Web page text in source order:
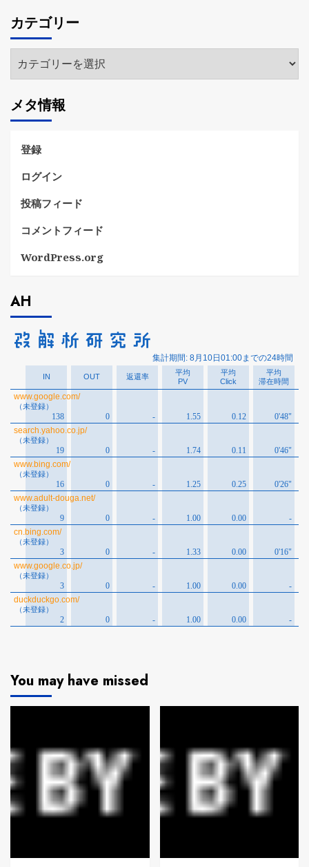
イ
ブ
カテゴリー
テ
リ
ー
メタ情報
登録
ログイン
投稿フィード
コメントフィード
WordPress.org
AH
You may have missed